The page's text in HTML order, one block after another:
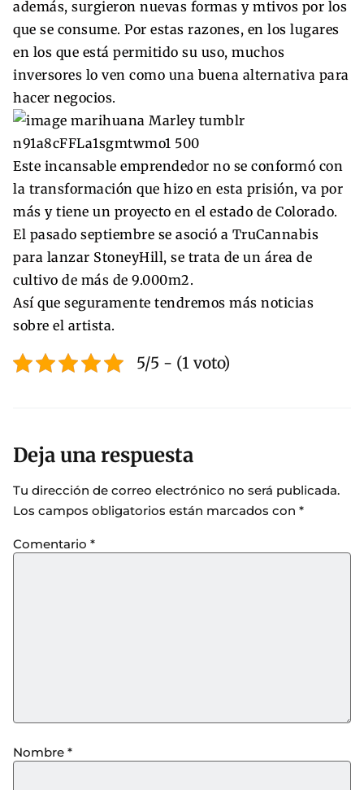
además, surgieron nuevas formas y mtivos por los
que se consume. Por estas razones, en los lugares
en los que está permitido su uso, muchos
inversores lo ven como una buena alternativa para
hacer negocios.
Este incansable emprendedor no se conformó con
la transformación que hizo en esta prisión, va por
más y tiene un proyecto en el estado de Colorado.
El pasado septiembre se asoció a TruCannabis
para lanzar StoneyHill, se trata de un área de
cultivo de más de 9.000m2.
Así que seguramente tendremos más noticias
sobre el artista.
5/5 - (1 voto)
Deja una respuesta
Tu dirección de correo electrónico no será publicada.
Los campos obligatorios están marcados con *
Comentario *
Nombre *